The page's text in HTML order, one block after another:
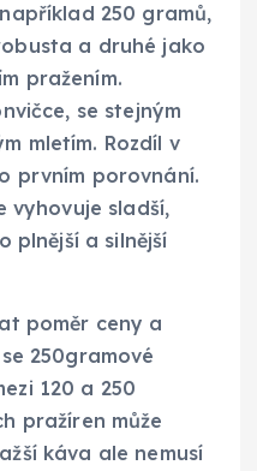
250 gramů,
a druhé jako
pražením.
se stejným
mletím. Rozdíl v
prvním porovnání.
vyhovuje sladší,
plnější a silnější
poměr ceny a
250gramové
120 a 250
pražíren může
káva ale nemusí